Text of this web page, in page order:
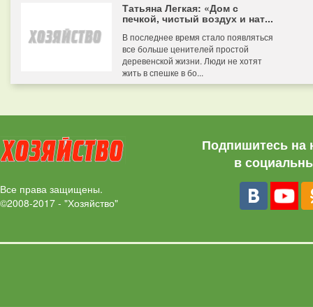
Татьяна Легкая: «Дом с
печкой, чистый воздух и нат...
В последнее время стало появляться
все больше ценителей простой
деревенской жизни. Люди не хотят
жить в спешке в бо...
Все права защищены.
©2008-2017 - "Хозяйство"
Подпишитесь на
в